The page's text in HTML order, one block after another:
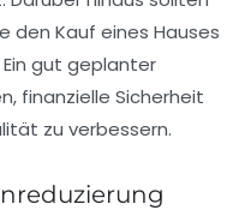
den Kauf eines Hauses
gut geplanter
finanzielle Sicherheit
zu verbessern.